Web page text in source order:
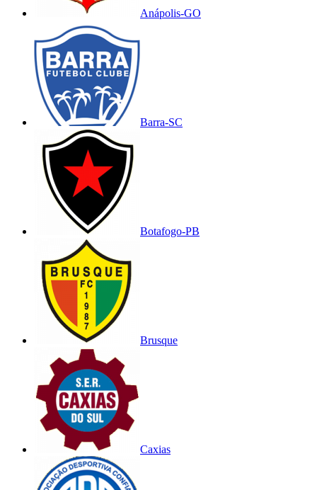
Anápolis-GO
Barra-SC
Botafogo-PB
Brusque
Caxias